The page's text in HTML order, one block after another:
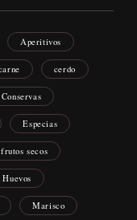
Aperitivos
cerdo
Conservas
Especias
frutos secos
Huevos
Marisco